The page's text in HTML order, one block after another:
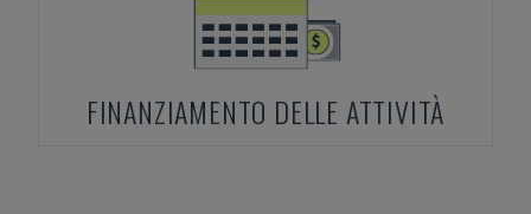
FINANZIAMENTO DELLE ATTIVITÀ